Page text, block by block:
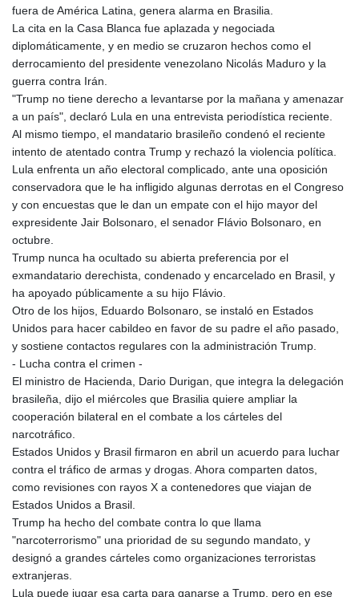
fuera de América Latina, genera alarma en Brasilia.
La cita en la Casa Blanca fue aplazada y negociada
diplomáticamente, y en medio se cruzaron hechos como el
derrocamiento del presidente venezolano Nicolás Maduro y la
guerra contra Irán.
"Trump no tiene derecho a levantarse por la mañana y amenazar
a un país", declaró Lula en una entrevista periodística reciente.
Al mismo tiempo, el mandatario brasileño condenó el reciente
intento de atentado contra Trump y rechazó la violencia política.
Lula enfrenta un año electoral complicado, ante una oposición
conservadora que le ha infligido algunas derrotas en el Congreso
y con encuestas que le dan un empate con el hijo mayor del
expresidente Jair Bolsonaro, el senador Flávio Bolsonaro, en
octubre.
Trump nunca ha ocultado su abierta preferencia por el
exmandatario derechista, condenado y encarcelado en Brasil, y
ha apoyado públicamente a su hijo Flávio.
Otro de los hijos, Eduardo Bolsonaro, se instaló en Estados
Unidos para hacer cabildeo en favor de su padre el año pasado,
y sostiene contactos regulares con la administración Trump.
- Lucha contra el crimen -
El ministro de Hacienda, Dario Durigan, que integra la delegación
brasileña, dijo el miércoles que Brasilia quiere ampliar la
cooperación bilateral en el combate a los cárteles del
narcotráfico.
Estados Unidos y Brasil firmaron en abril un acuerdo para luchar
contra el tráfico de armas y drogas. Ahora comparten datos,
como revisiones con rayos X a contenedores que viajan de
Estados Unidos a Brasil.
Trump ha hecho del combate contra lo que llama
"narcoterrorismo" una prioridad de su segundo mandato, y
designó a grandes cárteles como organizaciones terroristas
extranjeras.
Lula puede jugar esa carta para ganarse a Trump, pero en ese